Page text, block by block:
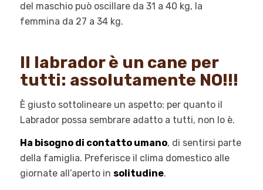
del maschio può oscillare da 31 a 40 kg, la
femmina da 27 a 34 kg.
Il labrador è un cane per
tutti: assolutamente NO!!!
È giusto sottolineare un aspetto: per quanto il
Labrador possa sembrare adatto a tutti, non lo è.
Ha bisogno di contatto umano, di sentirsi parte
della famiglia. Preferisce il clima domestico alle
giornate all’aperto in solitudine.